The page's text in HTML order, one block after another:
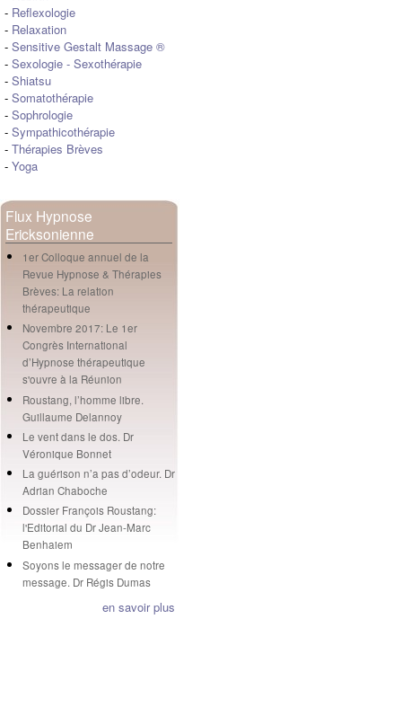
- Reflexologie
- Relaxation
- Sensitive Gestalt Massage ®
- Sexologie - Sexothérapie
- Shiatsu
- Somatothérapie
- Sophrologie
- Sympathicothérapie
- Thérapies Brèves
- Yoga
Flux Hypnose
Ericksonienne
1er Colloque annuel de la
Revue Hypnose & Thérapies
Brèves: La relation
thérapeutique
Novembre 2017: Le 1er
Congrès International
d’Hypnose thérapeutique
s'ouvre à la Réunion
Roustang, l’homme libre.
Guillaume Delannoy
Le vent dans le dos. Dr
Véronique Bonnet
La guérison n’a pas d’odeur. Dr
Adrian Chaboche
Dossier François Roustang:
l'Editorial du Dr Jean-Marc
Benhaiem
Soyons le messager de notre
message. Dr Régis Dumas
en savoir plus